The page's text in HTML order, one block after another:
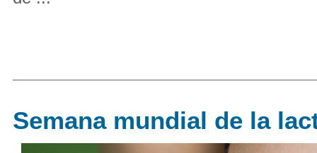
Semana mundial de la